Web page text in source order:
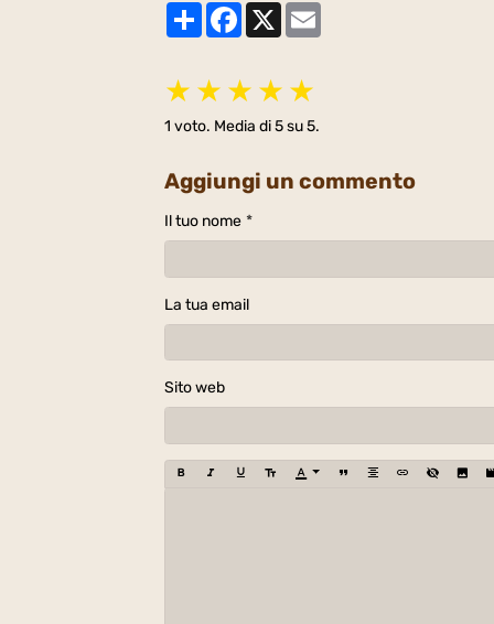
PartagerFacebook
X
★ ★ ★ ★ ★
1 voto. Media di5su 5.
Aggiungi un commento
Il tuo nome
La tua email
Sito web